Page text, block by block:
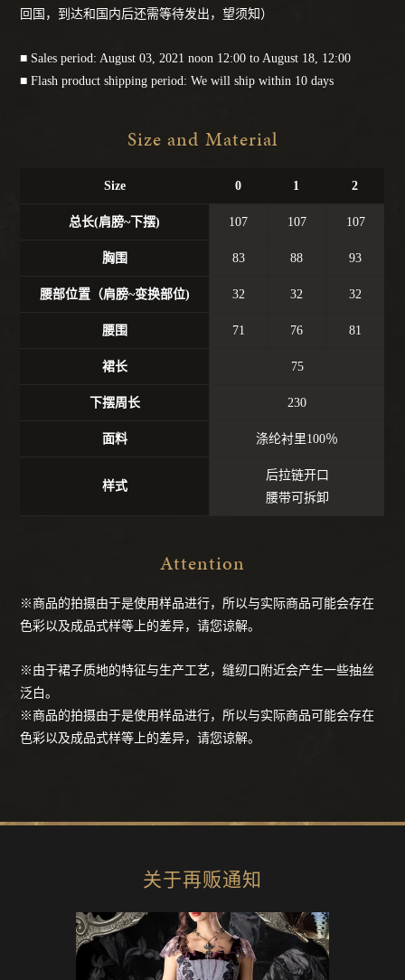
回国，到达和国内后还需等待发出，望须知）
■ Sales period: August 03, 2021 noon 12:00 to August 18, 12:00
■ Flash product shipping period: We will ship within 10 days
Size and Material
Size 0 1 2
总长(肩膀~下摆) 107 107 107
胸围 83 88 93
腰部位置（肩膀~变换部位) 32 32 32
腰围 71 76 81
裙长 75
下摆周长 230
面料 涤纶衬里100％
样式
后拉链开口
腰带可拆卸
Attention
※商品的拍摄由于是使用样品进行，所以与实际商品可能会存在
色彩以及成品式样等上的差异，请您谅解。
※由于裙子质地的特征与生产工艺，缝纫口附近会产生一些抽丝
泛白。
※商品的拍摄由于是使用样品进行，所以与实际商品可能会存在
色彩以及成品式样等上的差异，请您谅解。
关于再贩通知